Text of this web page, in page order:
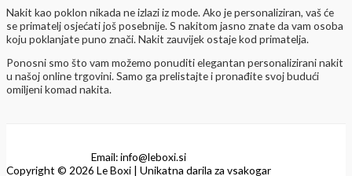
Nakit kao poklon nikada ne izlazi iz mode. Ako je personaliziran, vaš će
se primatelj osjećati još posebnije. S nakitom jasno znate da vam osoba
koju poklanjate puno znači. Nakit zauvijek ostaje kod primatelja.
Ponosni smo što vam možemo ponuditi elegantan personalizirani nakit
u našoj online trgovini. Samo ga prelistajte i pronađite svoj budući
omiljeni komad nakita.
Email: info@leboxi.si
Copyright © 2026 Le Boxi | Unikatna darila za vsakogar